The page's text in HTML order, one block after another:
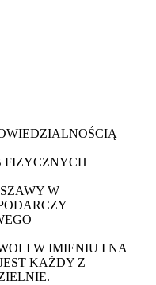
FIZYCZNYCH
W
W IMIENIU I NA
KAŻDY Z